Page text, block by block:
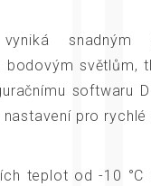
snadným
světlům,
softwaru
pro rychlé
teplot od -10 °C